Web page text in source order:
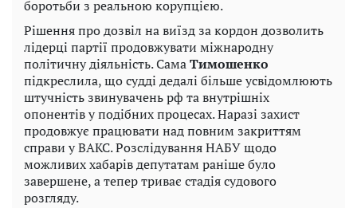
боротьби з реальною корупцією.
Рішення про дозвіл на виїзд за кордон дозволить
лідерці партії продовжувати міжнародну
політичну діяльність. СамаТимошенко
підкреслила, що судді дедалі більше усвідомлюють
штучність звинувачень рф та внутрішніх
опонентів у подібних процесах. Наразі захист
продовжує працювати над повним закриттям
справи у ВАКС. Розслідування НАБУ щодо
можливих хабарів депутатам раніше було
завершене, а тепер триває стадія судового
розгляду.